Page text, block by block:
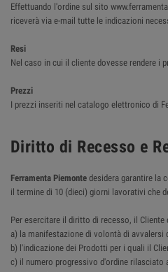
Effettuando l'ordine sul sito
riceverà via e-mail tutte le indicazioni
Resi
Nel caso in cui il cliente dovesse rendere i
Prezzi
I prezzi inseriti nel catalogo elettronico di
Diritto di Recesso e
Ferramenta Piemonte desidera garantire la
il termine di 10 (dieci) giorni lavorativi che
Per esercitare il diritto di recesso, il
a) la manifestazione di volontà di avvalersi
b) l'indicazione dei Prodotti per i quali il
c) il numero progressivo d'ordine rilasciato